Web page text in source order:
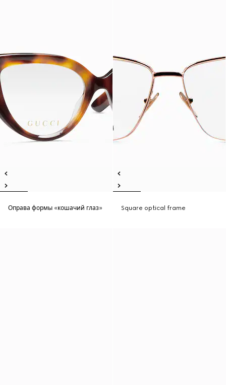
Оправа формы «кошачий глаз» Square optical frame